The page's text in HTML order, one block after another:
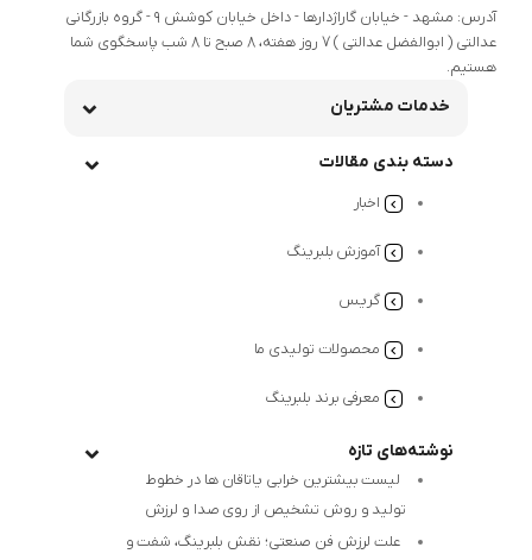
آدرس: مشهد - خیابان گاراژدارها - داخل خیابان کوشش 9 - گروه بازرگانی
عدالتی ( ابوالفضل عدالتی ) 7 روز هفته، 8 صبح تا 8 شب پاسخگوی شما
هستیم.
خدمات مشتریان
دسته بندی مقالات
اخبار
آموزش بلبرینگ
گریس
محصولات تولیدی ما
معرفی برند بلبرینگ
نوشته‌های تازه
لیست بیشترین خرابی‌ یاتاقان ها در خطوط
تولید و روش تشخیص از روی صدا و لرزش
علت لرزش فن صنعتی؛ نقش بلبرینگ، شفت و